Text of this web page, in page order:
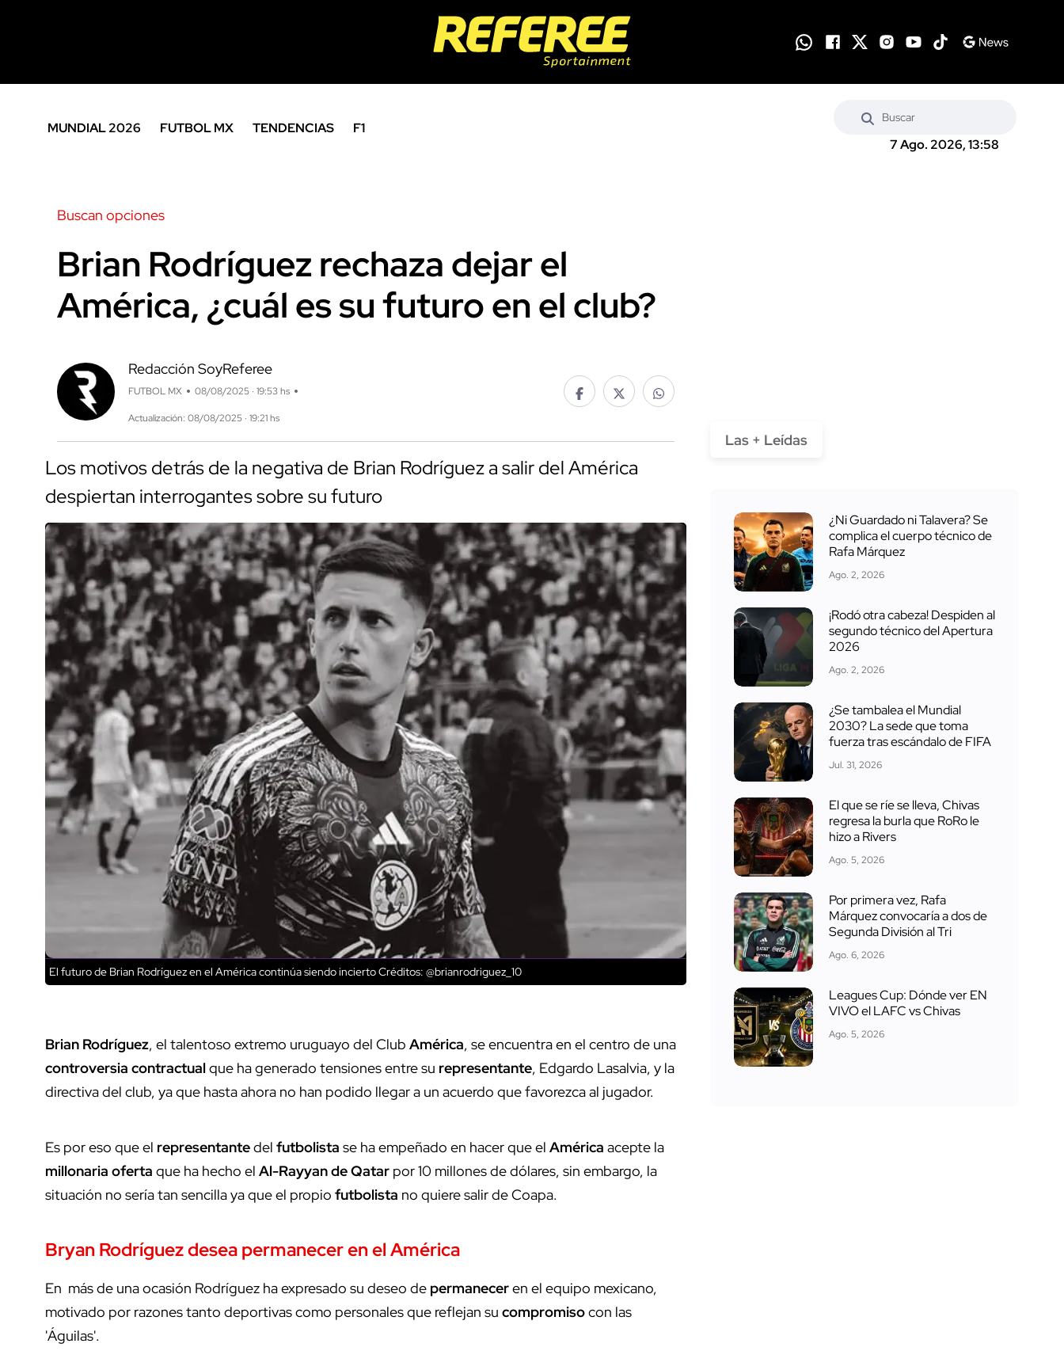
MUNDIAL 2026 FUTBOL MX TENDENCIAS
F1
7 Ago. 2026, 13:58
Buscan opciones
Brian Rodríguez rechaza dejar el
América, ¿cuál es su futuro en el club?
Redacción SoyReferee
FUTBOL MX 08/08/2025 · 19:53 hs
Actualización: 08/08/2025 · 19:21 hs
Los motivos detrás de la negativa de Brian Rodríguez a salir del América
despiertan interrogantes sobre su futuro
El futuro de Brian Rodríguez en el América continúa siendo inciertoCréditos: @brianrodriguez_10
Brian Rodríguez, el talentoso extremo uruguayo del Club América, se encuentra en el centro de una
controversia contractualque ha generado tensiones entre su representante, Edgardo Lasalvia, y la
directiva del club, ya que hasta ahora no han podido llegar a un acuerdo que favorezca al jugador.
Es por eso que el representantedel futbolista se ha empeñado en hacer que el América acepte la
millonaria oferta que ha hecho el Al-Rayyan de Qatar por 10 millones de dólares, sin embargo, la
situación no sería tan sencilla ya que el propio futbolista no quiere salir de Coapa.
Bryan Rodríguezdeseapermaneceren elAmérica
En más de una ocasión Rodríguez ha expresado su deseo de permaneceren el equipo mexicano,
motivado por razones tanto deportivas como personales que reflejan su compromisocon las
'Águilas'.
Las + Leídas
¿Ni Guardado ni Talavera? Se
complica el cuerpo técnico de
Rafa Márquez
Ago. 2, 2026
¡Rodó otra cabeza! Despiden al
segundo técnico del Apertura
2026
Ago. 2, 2026
¿Se tambalea el Mundial
2030? La sede que toma
fuerza tras escándalo de FIFA
Jul. 31, 2026
El que se ríe se lleva, Chivas
regresa la burla que RoRo le
hizo a Rivers
Ago. 5, 2026
Por primera vez, Rafa
Márquez convocaría a dos de
Segunda División al Tri
Ago. 6, 2026
Leagues Cup: Dónde ver EN
VIVO el LAFC vs Chivas
Ago. 5, 2026